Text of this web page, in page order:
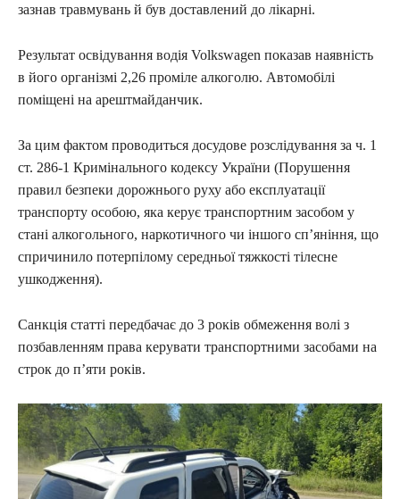
зазнав травмувань й був доставлений до лікарні.
Результат освідування водія Volkswagen показав наявність
в його організмі 2,26 проміле алкоголю. Автомобілі
поміщені на арештмайданчик.
За цим фактом проводиться досудове розслідування за ч. 1
ст. 286-1 Кримінального кодексу України (Порушення
правил безпеки дорожнього руху або експлуатації
транспорту особою, яка керує транспортним засобом у
стані алкогольного, наркотичного чи іншого сп’яніння, що
спричинило потерпілому середньої тяжкості тілесне
ушкодження).
Санкція статті передбачає до 3 років обмеження волі з
позбавленням права керувати транспортними засобами на
строк до п’яти років.